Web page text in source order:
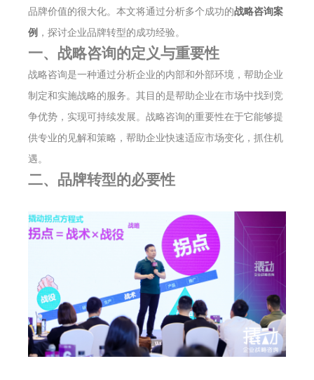
品牌价值的很大化。本文将通过分析多个成功的战略咨询案
例 ，探讨企业品牌转型的成功经验。
一、战略咨询的定义与重要性
战略咨询是一种通过分析企业的内部和外部环境，帮助企业
制定和实施战略的服务。其目的是帮助企业在市场中找到竞
争优势，实现可持续发展。战略咨询的重要性在于它能够提
供专业的见解和策略，帮助企业快速适应市场变化，抓住机
遇。
二、品牌转型的必要性